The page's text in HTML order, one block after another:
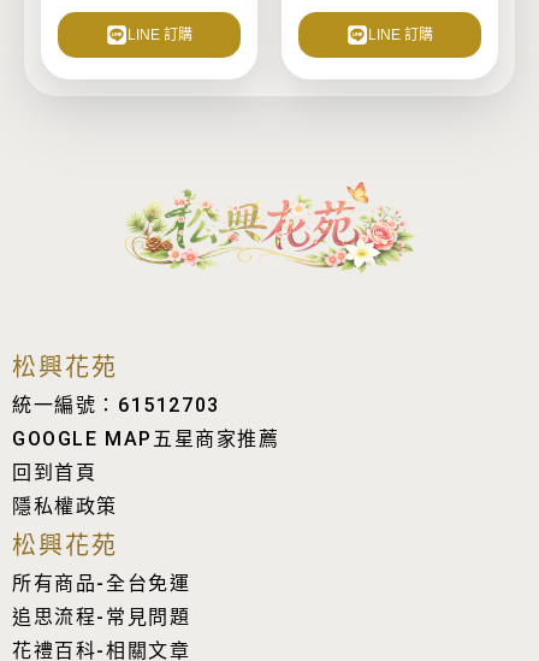
LINE 訂購
頁
面
選
LINE 訂購
頁
面
選
松興花苑
統一編號：61512703
GOOGLE MAP五星商家推薦
回到首頁
隱私權政策
松興花苑
所有商品-全台免運
追思流程-常見問題
花禮百科-相關文章